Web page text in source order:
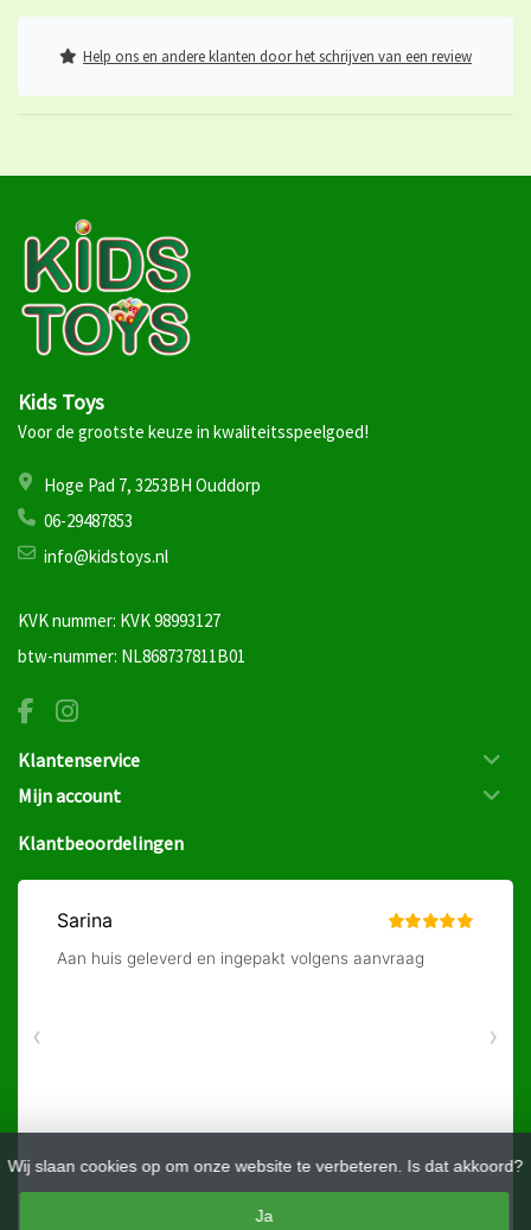
Wij slaan cookies op om onze website te verbeteren. Is dat akkoord?
Ja
Help ons en andere klanten door het schrijven van een review
Kids Toys
Voor de grootste keuze in kwaliteitsspeelgoed!
Hoge Pad 7, 3253BH Ouddorp
06-29487853
info@kidstoys.nl
KVK nummer: KVK 98993127
btw-nummer: NL868737811B01
Klantenservice
Mijn account
Klantbeoordelingen